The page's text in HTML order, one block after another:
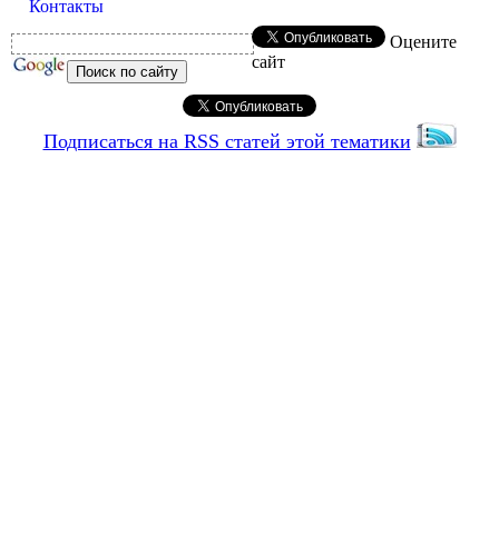
Контакты
Оцените
сайт
Подписаться на RSS статей этой тематики